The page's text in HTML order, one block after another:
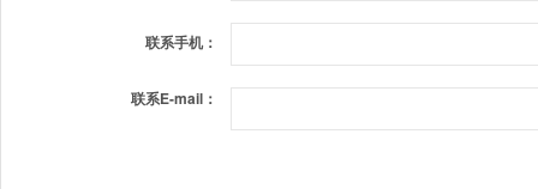
联系手机：
联系E-mail：